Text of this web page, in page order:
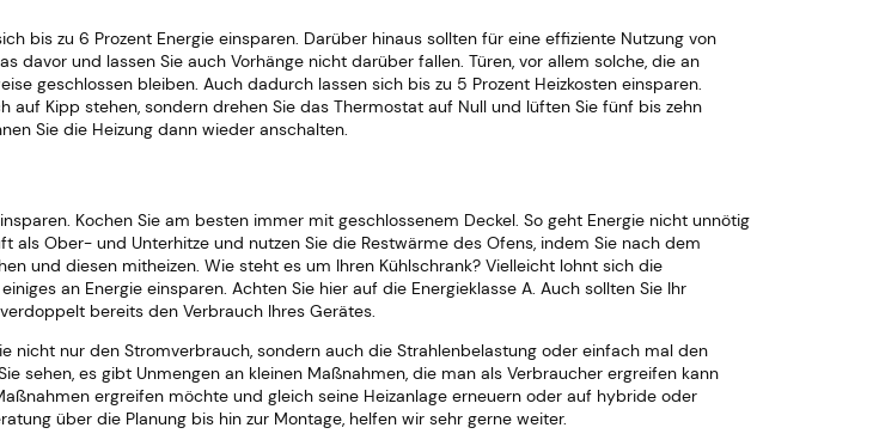
bis zu 6 Prozent Energie einsparen. Darüber hinaus sollten für eine effiziente Nutzung von
davor und lassen Sie auch Vorhänge nicht darüber fallen. Türen, vor allem solche, die an
geschlossen bleiben. Auch dadurch lassen sich bis zu 5 Prozent Heizkosten einsparen.
auf Kipp stehen, sondern drehen Sie das Thermostat auf Null und lüften Sie fünf bis zehn
Sie die Heizung dann wieder anschalten.
Kochen Sie am besten immer mit geschlossenem Deckel. So geht Energie nicht unnötig
als Ober- und Unterhitze und nutzen Sie die Restwärme des Ofens, indem Sie nach dem
und diesen mitheizen. Wie steht es um Ihren Kühlschrank? Vielleicht lohnt sich die
an Energie einsparen. Achten Sie hier auf die Energieklasse A. Auch sollten Sie Ihr
bereits den Verbrauch Ihres Gerätes.
nicht nur den Stromverbrauch, sondern auch die Strahlenbelastung oder einfach mal den
sehen, es gibt Unmengen an kleinen Maßnahmen, die man als Verbraucher ergreifen kann
ergreifen möchte und gleich seine Heizanlage erneuern oder auf hybride oder
über die Planung bis hin zur Montage, helfen wir sehr gerne weiter.